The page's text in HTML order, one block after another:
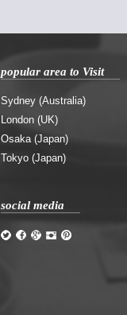
popular area to Visit
Sydney (Australia)
London (UK)
Osaka (Japan)
Tokyo (Japan)
social media